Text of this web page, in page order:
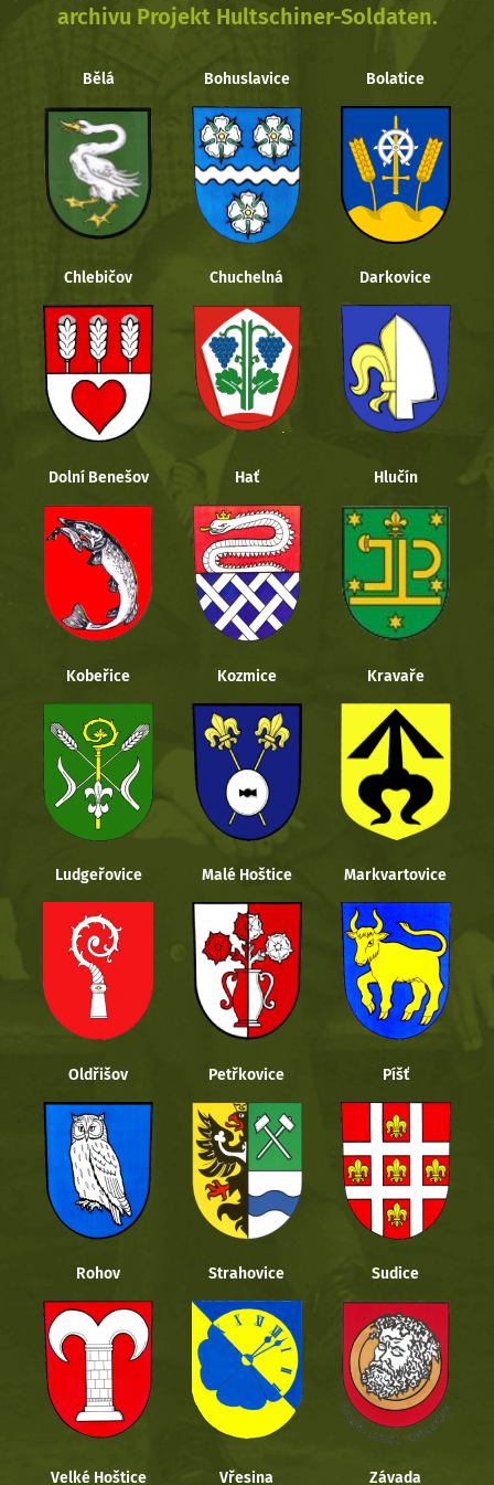
archivu Projekt Hultschiner-Soldaten.
Bělá Bohuslavice Bolatice
Chlebičov Chuchelná Darkovice
Dolní Benešov Hať Hlučín
Kobeřice Kozmice Kravaře
Ludgeřovice Malé Hoštice Markvartovice
Oldřišov Petřkovice Píšť
Rohov Strahovice Sudice
Velké Hoštice Vřesina Závada